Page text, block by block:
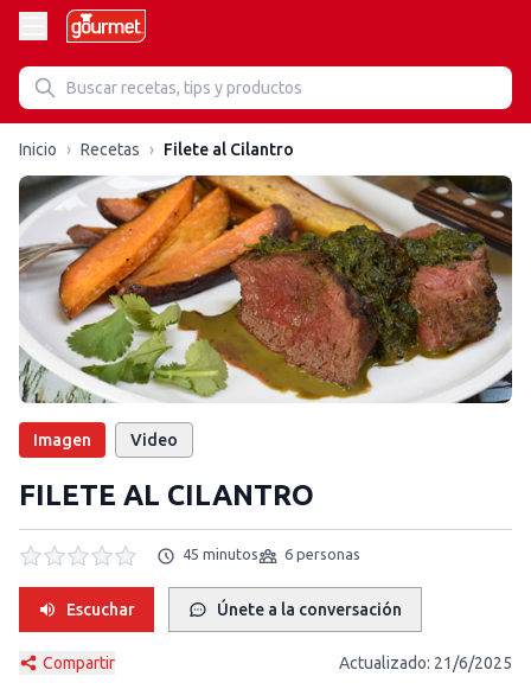
Inicio › Recetas › Filete al Cilantro
Imagen Video
FILETE AL CILANTRO
45 minutos 6 personas
Escuchar Únete a la conversación
Compartir Actualizado: 21/6/2025